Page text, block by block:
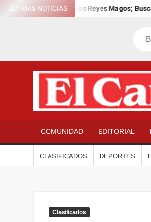
Saltar
ÚLTIMAS NOTICIAS
12º Día Anual de los Reyes Magos;
COMUNIDAD EDITORIAL
CLASIFICADOS DEPORTES
Clasificados